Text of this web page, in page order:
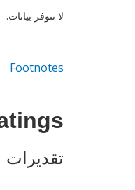
لا تتوفر بيانات.
Footnotes
تقديرات